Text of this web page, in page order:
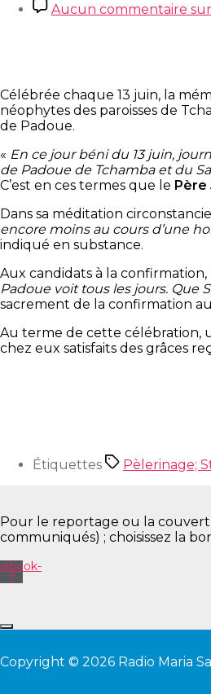
Aucun commentaire
Célébrée chaque 13 juin, la
néophytes des paroisses de
de Padoue.
« En ce jour béni du 13 juin,
de Padoue de Tchamba et du
C’est en ces termes que le Père
Dans sa méditation
encore moins au cours d’une
indiqué en substance.
Aux candidats à la confirmation,
Padoue voit tous les jours. Que
sacrement de la confirmation
Au terme de cette célébration,
chez eux satisfaits des grâces
Étiquettes Pèlerinage;
Pour le reportage ou la
communiqués) ; choisissez la
f
Copyright © 2026 Radio Maria